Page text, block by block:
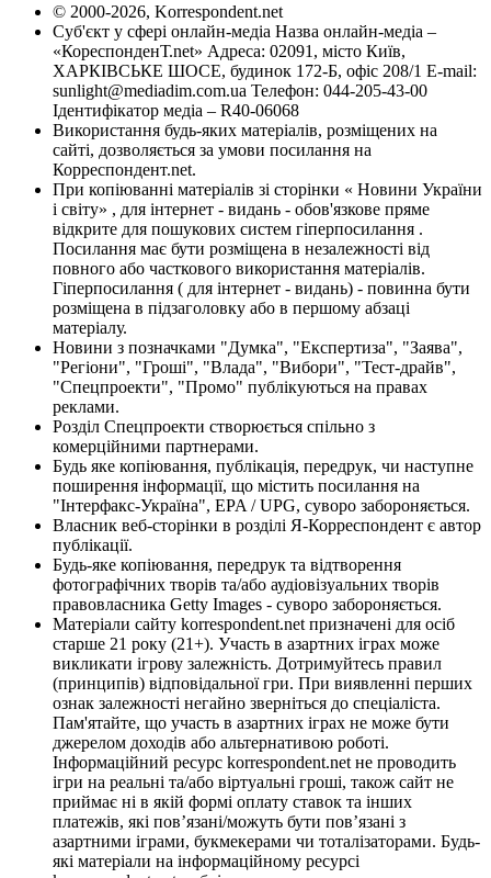
© 2000-2026, Korrespondent.net
Суб'єкт у сфері онлайн-медіа Назва онлайн-медіа –
«КореспонденТ.net» Адреса: 02091, місто Київ,
ХАРКІВСЬКЕ ШОСЕ, будинок 172-Б, офіс 208/1 E-mail:
sunlight@mediadim.com.ua Телефон: 044-205-43-00
Ідентифікатор медіа – R40-06068
Використання будь-яких матеріалів, розміщених на
сайті, дозволяється за умови посилання на
Корреспондент.net.
При копіюванні матеріалів зі сторінки « Новини України
і світу» , для інтернет - видань - обов'язкове пряме
відкрите для пошукових систем гіперпосилання .
Посилання має бути розміщена в незалежності від
повного або часткового використання матеріалів.
Гіперпосилання ( для інтернет - видань) - повинна бути
розміщена в підзаголовку або в першому абзаці
матеріалу.
Новини з позначками "Думка", "Експертиза", "Заява",
"Регіони", "Гроші", "Влада", "Вибори", "Тест-драйв",
"Спецпроекти", "Промо" публікуються на правах
реклами.
Розділ Спецпроекти створюється спільно з
комерційними партнерами.
Будь яке копіювання, публікація, передрук, чи наступне
поширення інформації, що містить посилання на
"Інтерфакс-Україна", EPA / UPG, суворо забороняється.
Власник веб-сторінки в розділі Я-Корреспондент є автор
публікації.
Будь-яке копіювання, передрук та відтворення
фотографічних творів та/або аудіовізуальних творів
правовласника Getty Images - суворо забороняється.
Матеріали сайту korrespondent.net призначені для осіб
старше 21 року (21+). Участь в азартних іграх може
викликати ігрову залежність. Дотримуйтесь правил
(принципів) відповідальної гри. При виявленні перших
ознак залежності негайно зверніться до спеціаліста.
Пам'ятайте, що участь в азартних іграх не може бути
джерелом доходів або альтернативою роботі.
Інформаційний ресурс korrespondent.net не проводить
ігри на реальні та/або віртуальні гроші, також сайт не
приймає ні в якій формі оплату ставок та інших
платежів, які пов’язані/можуть бути пов’язані з
азартними іграми, букмекерами чи тоталізаторами. Будь-
які матеріали на інформаційному ресурсі